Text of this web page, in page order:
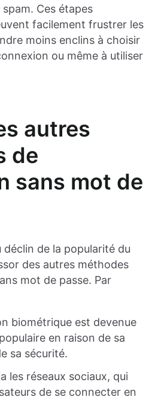
Ces étapes
facilement frustrer les
moins enclins à choisir
ou même à utiliser
autres
de
sans mot de
déclin de la popularité du
des autres méthodes
mot de passe. Par
biométrique est devenue
en raison de sa
sa sécurité.
les réseaux sociaux, qui
de se connecter en